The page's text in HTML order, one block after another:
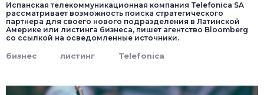
Испанская телекоммуникационная компания Telefonica SA
рассматривает возможность поиска стратегического
партнера для своего нового подразделения в Латинской
Америке или листинга бизнеса, пишет агентство Bloomberg
со ссылкой на осведомленные источники.
бизнес листинг Telefonica